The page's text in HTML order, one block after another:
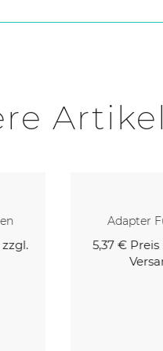
Adapter Für
5,37 €Preis inkl.